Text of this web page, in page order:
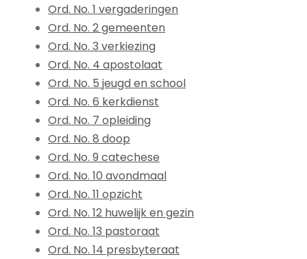
Ord. No. 1 vergaderingen
Ord. No. 2 gemeenten
Ord. No. 3 verkiezing
Ord. No. 4 apostolaat
Ord. No. 5 jeugd en school
Ord. No. 6 kerkdienst
Ord. No. 7 opleiding
Ord. No. 8 doop
Ord. No. 9 catechese
Ord. No. 10 avondmaal
Ord. No. 11 opzicht
Ord. No. 12 huwelijk en gezin
Ord. No. 13 pastoraat
Ord. No. 14 presbyteraat